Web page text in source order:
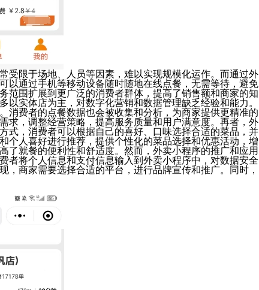
受限于场地、人员等因素，难以实现规模化运作。而通过外
以通过手机等移动设备随时随地在线点餐，无需等待，避免
范围扩展到更广泛的消费者群体，提高了销售额和商家的知
实体店为主，对数字化营销和数据管理缺乏经验和能力。
消费者的点餐数据也会被收集和分析，为商家提供更精准的
求，调整经营策略，提高服务质量和用户满意度。再者，外
式，消费者可以根据自己的喜好、口味选择合适的菜品，并
个人喜好进行推荐，提供个性化的菜品选择和优惠活动，增
了就餐的便利性和舒适度。然而，外卖小程序的推广和应用
者将个人信息和支付信息输入到外卖小程序中，对数据安全
商家需要选择合适的平台，进行品牌宣传和推广。同时，